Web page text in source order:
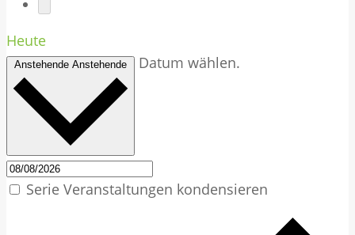
Heute
Anstehende Anstehende Datum wählen.
Serie Veranstaltungen kondensieren